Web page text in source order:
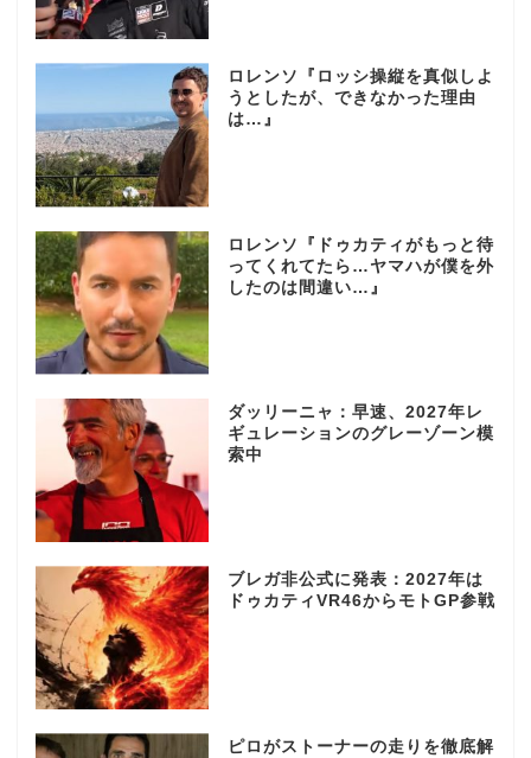
ロレンソ『ロッシ操縦を真似しよ
うとしたが、できなかった理由
は…』
ロレンソ『ドゥカティがもっと待
ってくれてたら…ヤマハが僕を外
したのは間違い…』
ダッリーニャ：早速、2027年レ
ギュレーションのグレーゾーン模
索中
ブレガ非公式に発表：2027年は
ドゥカティVR46からモトGP参戦
ピロがストーナーの走りを徹底解